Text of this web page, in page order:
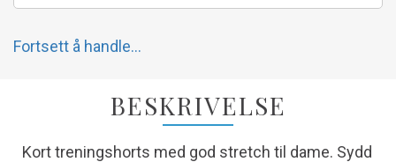
Fortsett å handle...
BESKRIVELSE
Kort treningshorts med god stretch til dame. Sydd